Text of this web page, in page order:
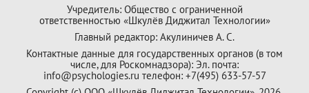
Учредитель: Общество с ограниченной
ответственностью «Шкулёв Диджитал Технологии»
Главный редактор: Акулиничев А. С.
Контактные данные для государственных органов (в том
числе, для Роскомнадзора): Эл. почта:
info@psychologies.ru телефон: +7(495) 633-57-57